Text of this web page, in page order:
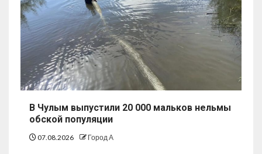
В Чулым выпустили 20 000 мальков нельмы
обской популяции
07.08.2026 Город А